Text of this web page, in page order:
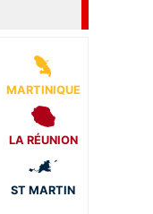
MARTINIQUE
LA RÉUNION
ST MARTIN